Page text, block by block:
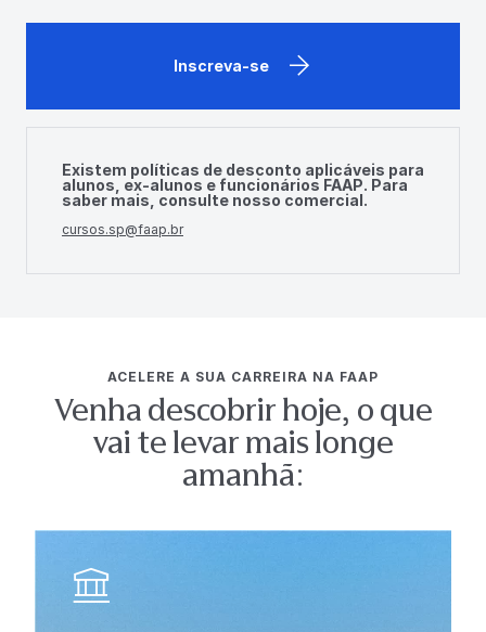
Inscreva-se
Existem políticas de desconto aplicáveis para
alunos, ex-alunos e funcionários FAAP. Para
saber mais, consulte nosso comercial.
cursos.sp@faap.br
ACELERE A SUA CARREIRA NA FAAP
Venha descobrir hoje, o que
vai te levar mais longe
amanhã: